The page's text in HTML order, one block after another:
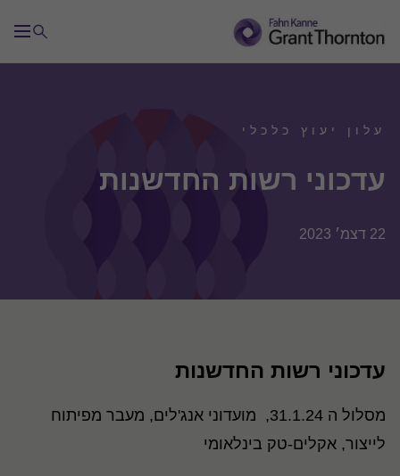
עלון יעוץ כלכלי
עדכוני רשות החדשנות
22 דצמ׳ 2023
עדכוני רשות החדשנות
מסלול ה 31.1.24, מועדוני אנג'לים, מעבר מפיתוח
לייצור, אקלים-טק בינלאומי